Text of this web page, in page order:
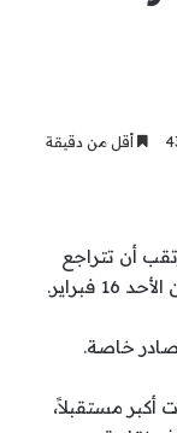
أقل من دقيقة
أن تتراجع
خاصة.
أكبر مستقبلاً،